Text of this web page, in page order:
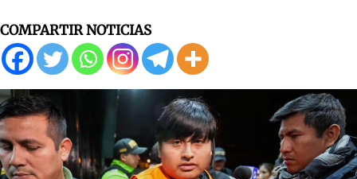
COMPARTIR NOTICIAS